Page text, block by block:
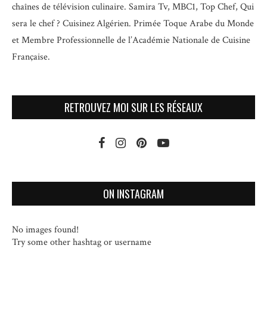
chaînes de télévision culinaire. Samira Tv, MBC1, Top Chef, Qui
sera le chef ? Cuisinez Algérien. Primée Toque Arabe du Monde
etMembre Professionnelle de l’Académie Nationale de Cuisine
Française.
RETROUVEZ MOI SUR LES RÉSEAUX
ON INSTAGRAM
No images found!
Try some other hashtag or username